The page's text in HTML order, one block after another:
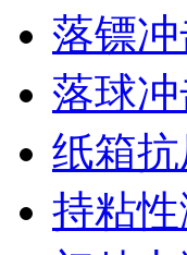
落镖
落球
纸箱
持粘